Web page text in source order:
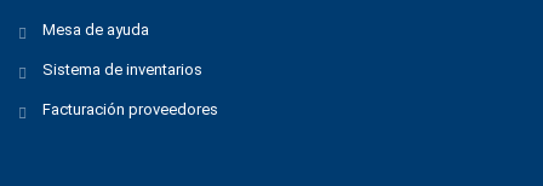
Mesa de ayuda
Sistema de inventarios
Facturación proveedores